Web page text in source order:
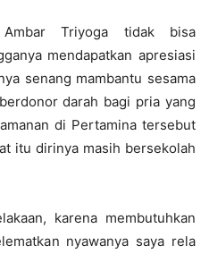
Triyoga tidak bisa
mendapatkan apresiasi
senang mambantu sesama
darah bagi pria yang
di Pertamina tersebut
itu dirinya masih bersekolah
karena membutuhkan
nyawanya saya rela